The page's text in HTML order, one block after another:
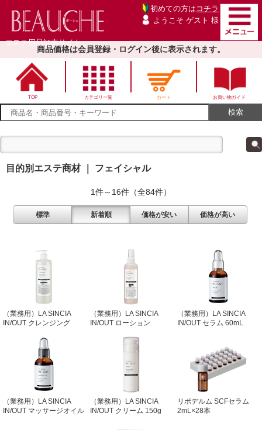
エステ用品卸売サイト
初めての方は コチラ
ようこそ ゲスト 様
商品価格は会員登録・ログイン後に表示されます。
TOP カテゴリ一覧 カート お買い物ガイド
目的別エステ商材 ｜ フェイシャル
1件～16件（全84件）
標準 新着順 価格が安い 価格が高い
（業務用）LA SINCIA
IN/OUT クレンジング
（業務用）LA SINCIA
IN/OUT ローション
（業務用）LA SINCIA
IN/OUT セラム 60mL
（業務用）LA SINCIA
IN/OUT マッサージオイル
（業務用）LA SINCIA
IN/OUT クリーム 150g
リポデルム SCFセラム
2mL×28本